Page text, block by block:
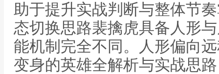
助于提升实战判断与整体节
态切换思路裴擒虎具备人形
能机制完全不同。人形偏向
变身的英雄全解析与实战思路